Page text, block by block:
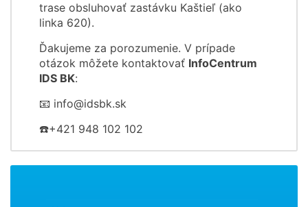
trase obsluhovať zastávku Kaštieľ (ako
linka 620).
Ďakujeme za porozumenie. V prípade
otázok môžete kontaktovať InfoCentrum
IDS BK:
📧 info@idsbk.sk
☎️+421 948 102 102